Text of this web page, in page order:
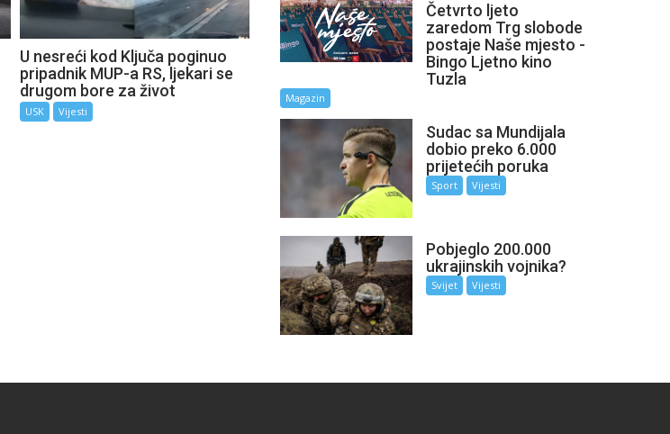
U nesreći kod Ključa poginuo
pripadnik MUP-a RS, ljekari se
drugom bore za život
USK Vijesti
Četvrto ljeto
zaredom Trg slobode
postaje Naše mjesto -
Bingo Ljetno kino
Tuzla
Magazin
Sudac sa Mundijala
dobio preko 6.000
prijetećih poruka
Sport Vijesti
Pobjeglo 200.000
ukrajinskih vojnika?
Svijet Vijesti